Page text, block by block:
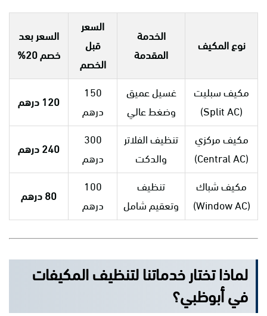
نوع المكيف
الخدمة
المقدمة
السعر
قبل
الخصم
السعر بعد
خصم 20%
مكيف سبليت
(Split AC)
غسيل عميق
وضغط عالي
150
درهم
120 درهم
مكيف مركزي
(Central AC)
تنظيف الفلاتر
والدكت
300
درهم
240 درهم
مكيف شباك
(Window AC)
تنظيف
وتعقيم شامل
100
درهم
80 درهم
لماذا تختار خدماتنا لتنظيف المكيفات
في أبوظبي؟